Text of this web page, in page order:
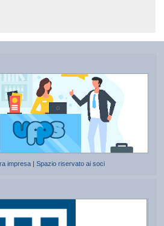
impresa |Spazio riservato ai soci